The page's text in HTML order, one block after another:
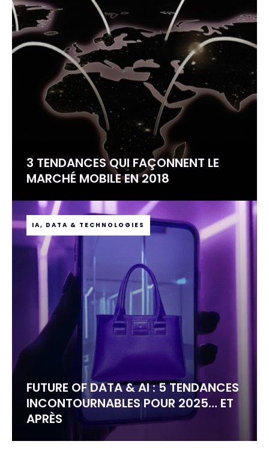
3 TENDANCES QUI FAÇONNENT LE
MARCHÉ MOBILE EN 2018
IA, DATA & TECHNOLOGIES
FUTURE OF DATA & AI : 5 TENDANCES
INCONTOURNABLES POUR 2025… ET
APRÈS